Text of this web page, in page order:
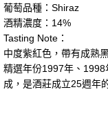
葡萄品種：Shiraz
酒精濃度：14%
Tasting Note：
中度紫紅色，帶有成熟
精選年份1997年、
成，是酒莊成立25週年